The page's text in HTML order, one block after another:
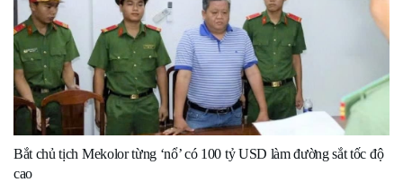
Bắt chủ tịch Mekolor từng ‘nổ’ có 100 tỷ USD làm đường sắt tốc độ
cao